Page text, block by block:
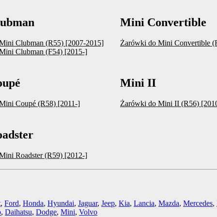
Clubman (R55) [2007-2015]
Clubman (F54) [2015-]
Mini Convertible
Żarówki do Mini Convertible
Coupé (R58) [2011-]
Mini II
Żarówki do Mini II (R56)
Roadster (R59) [2012-]
, Ford, Honda, Hyundai, Jaguar, Jeep, Kia, Lancia, Mazda, Mercedes,
, Daihatsu, Dodge, Mini, Volvo